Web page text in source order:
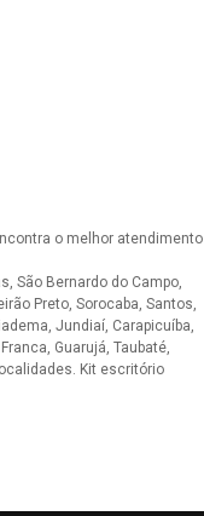
o melhor atendimento
São Bernardo do Campo,
Preto, Sorocaba, Santos,
Jundiaí, Carapicuíba,
Guarujá, Taubaté,
Kit escritório